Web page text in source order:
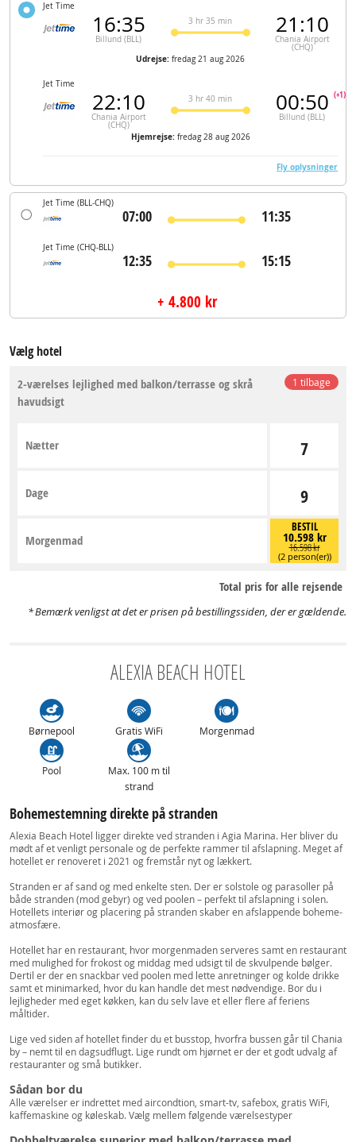
Jet Time
16:35
Billund (BLL)
3 hr 35 min 21:10
Chania Airport
(CHQ)
Udrejse: fredag 21 aug 2026
Jet Time
22:10
Chania Airport
(CHQ)
3 hr 40 min 00:50
Billund (BLL)
(+1)
Hjemrejse: fredag 28 aug 2026
Fly oplysninger
Jet Time (BLL-CHQ)
07:00 11:35
Jet Time (CHQ-BLL)
12:35 15:15
+ 4.800 kr
Vælg hotel
1 tilbage
2-værelses lejlighed med balkon/terrasse og skrå
havudsigt
7
Nætter
9
Dage
BESTIL
10.598 kr
16.598 kr
(2 person(er))
Morgenmad
Total pris for alle rejsende
Bemærk venligst at det er prisen på bestillingssiden, der er gældende.
ALEXIA BEACH HOTEL
Børnepool Gratis WiFi Morgenmad
Pool
Max. 100 m til
strand
Bohemestemning direkte på stranden
Alexia Beach Hotel ligger direkte ved stranden i Agia Marina. Her bliver du
mødt af et venligt personale og de perfekte rammer til afslapning. Meget af
hotellet er renoveret i 2021 og fremstår nyt og lækkert.
Stranden er af sand og med enkelte sten. Der er solstole og parasoller på
både stranden (mod gebyr) og ved poolen – perfekt til afslapning i solen.
Hotellets interiør og placering på stranden skaber en afslappende boheme-
atmosfære.
Hotellet har en restaurant, hvor morgenmaden serveres samt en restaurant
med mulighed for frokost og middag med udsigt til de skvulpende bølger.
Dertil er der en snackbar ved poolen med lette anretninger og kolde drikke
samt et minimarked, hvor du kan handle det mest nødvendige. Bor du i
lejligheder med eget køkken, kan du selv lave et eller flere af feriens
måltider.
Lige ved siden af hotellet finder du et busstop, hvorfra bussen går til Chania
by – nemt til en dagsudflugt. Lige rundt om hjørnet er der et godt udvalg af
restauranter og små butikker.
Sådan bor du
Alle værelser er indrettet med aircondtion, smart-tv, safebox, gratis WiFi,
kaffemaskine og køleskab. Vælg mellem følgende værelsestyper